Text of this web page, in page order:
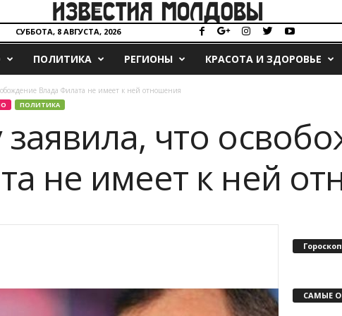
СУББОТА, 8 АВГУСТА, 2026
ПОЛИТИКА РЕГИОНЫ КРАСОТА И ЗДОРОВЬЕ
Влада Филата не имеет к ней отношения
ПОЛИТИКА
что
не имеет к ней
Гороскоп
САМЫЕ